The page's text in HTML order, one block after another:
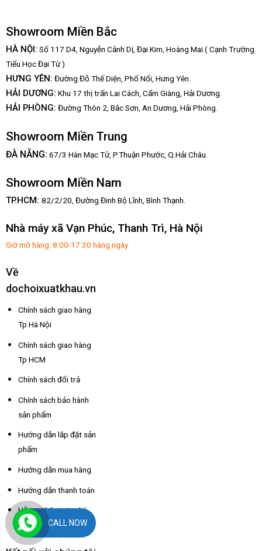
Showroom Miền Bắc
HÀ NỘI: Số 117 D4, Nguyễn Cảnh Dị, Đại Kim, Hoàng Mai.( Cạnh Trường
Tiểu Học Đại Từ )
HƯNG YÊN: Đường Đỗ Thế Diện, Phố Nối, Hưng Yên.
HẢI DƯƠNG: Khu 17 thị trấn Lai Cách, Cẩm Giàng, Hải Dương.
HẢI PHÒNG: Đường Thôn 2, Bắc Sơn, An Dương, Hải Phòng.
Showroom Miền Trung
ĐÀ NẴNG: 67/3 Hàn Mạc Tử, P.Thuận Phước, Q.Hải Châu.
Showroom Miền Nam
TP.HCM: 82/2/20, Đường Đinh Bộ Lĩnh, Bình Thạnh.
Nhà máy xã Vạn Phúc, Thanh Trì, Hà Nội
Giờ mở hàng: 8:00-17:30 hàng ngày
Về
dochoixuatkhau.vn
Chính sách giao hàng
Tp Hà Nội
Chính sách giao hàng
Tp HCM
Chính sách đổi trả
Chính sách bảo hành
sản phẩm
Hướng dẫn lắp đặt sản
phẩm
Hướng dẫn mua hàng
Hướng dẫn thanh toán
Hỗ trợ thông tin nhà
xe các tỉnhCALL NOW